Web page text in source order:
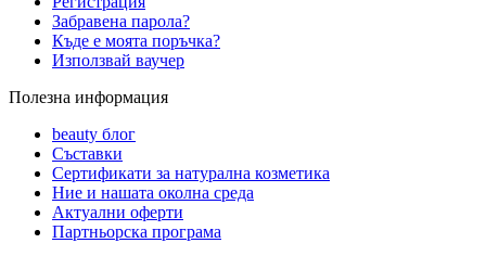
Забравена парола?
Къде е моята поръчка?
Използвай ваучер
Полезна информация
beauty блог
Съставки
Сертификати за натурална козметика
Ние и нашата околна среда
Актуални оферти
Партньорска програма